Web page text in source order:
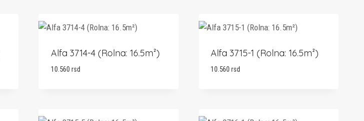
Alfa 3714-4 (Rolna: 16.5m²)
10.560 rsd
Alfa 3715-1 (Rolna: 16.5m²)
10.560 rsd